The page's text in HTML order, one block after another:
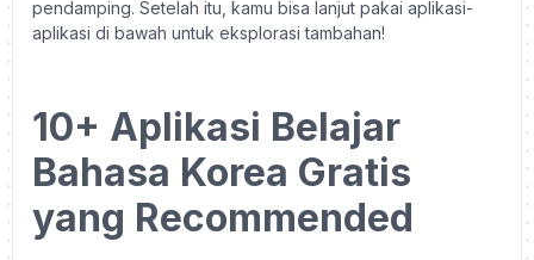
pendamping. Setelah itu, kamu bisa lanjut pakai aplikasi-
aplikasi di bawah untuk eksplorasi tambahan!
10+ Aplikasi Belajar
Bahasa Korea Gratis
yang Recommended